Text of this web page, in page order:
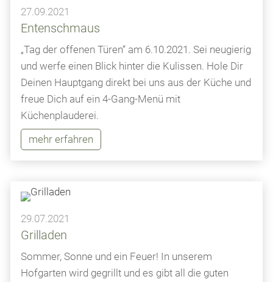
27.09.2021
Entenschmaus
„Tag der offenen Türen“ am 6.10.2021. Sei neugierig
und werfe einen Blick hinter die Kulissen. Hole Dir
Deinen Hauptgang direkt bei uns aus der Küche und
freue Dich auf ein 4-Gang-Menü mit
Küchenplauderei.
mehr erfahren
29.07.2021
Grilladen
Sommer, Sonne und ein Feuer! In unserem
Hofgarten wird gegrillt und es gibt all die guten